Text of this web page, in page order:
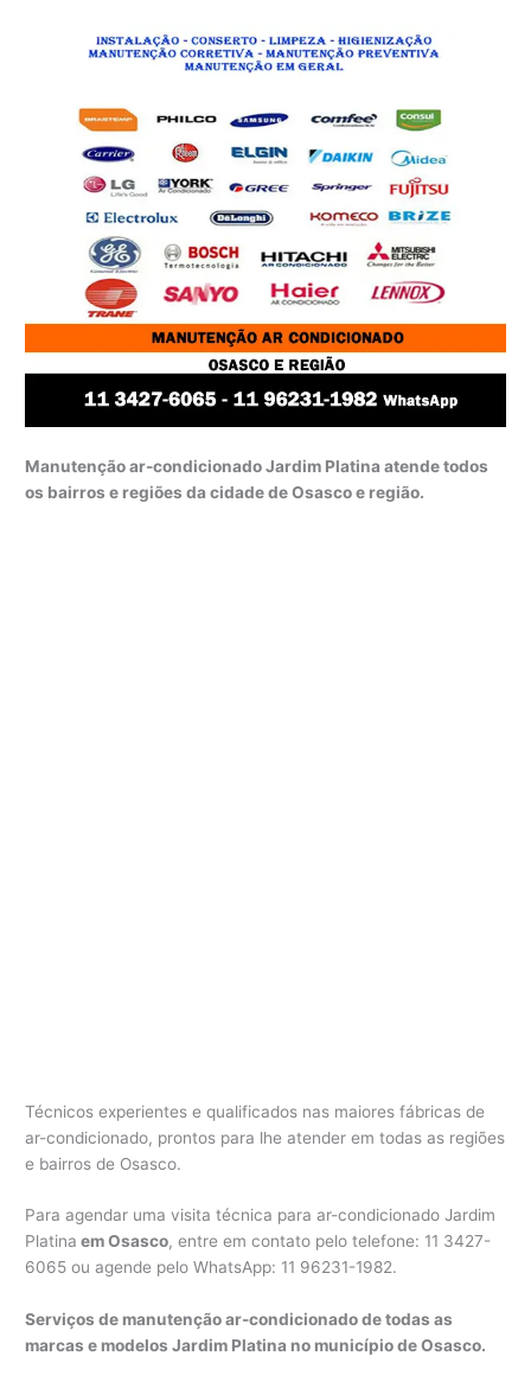
Manutenção ar-condicionado Jardim Platina atende todos
os bairros e regiões da cidade de Osasco e região.
Técnicos experientes e qualificados nas maiores fábricas de
ar-condicionado, prontos para lhe atender em todas as regiões
e bairros de Osasco.
Para agendar uma visita técnica para ar-condicionado Jardim
Platina em Osasco, entre em contato pelo telefone: 11 3427-
6065 ou agende pelo WhatsApp: 11 96231-1982.
Serviços de manutenção ar-condicionado de todas as
marcas e modelos Jardim Platina no município de Osasco.